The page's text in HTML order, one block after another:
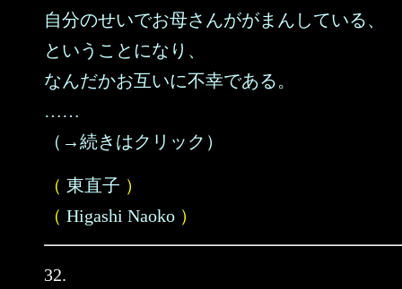
自分のせいでお母さんががまんしている、
ということになり、
なんだかお互いに不幸である。
……
（→続きはクリック）
（ 東直子 ）
（ Higashi Naoko ）
32.